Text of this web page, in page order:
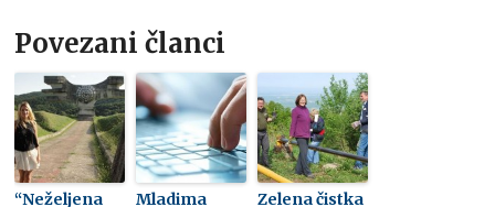
Povezani članci
“Neželjena
Mladima
Zelena čistka